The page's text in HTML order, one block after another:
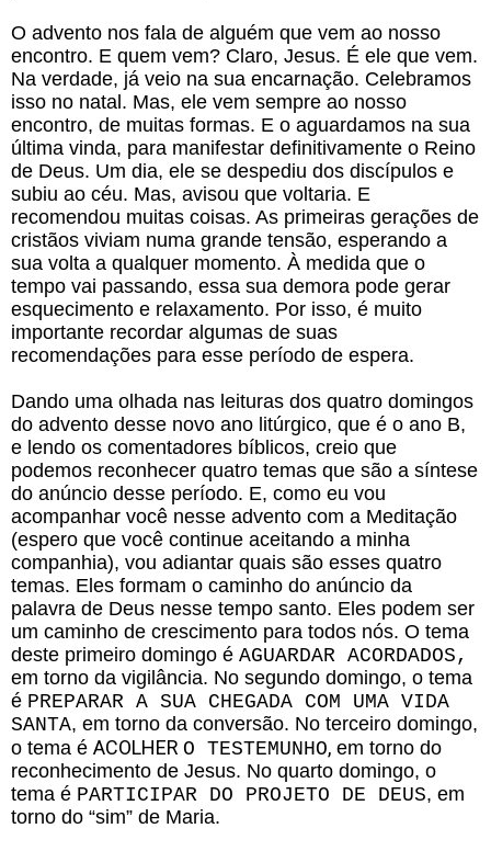
O advento nos fala de alguém que vem ao nosso
encontro. E quem vem? Claro, Jesus. É ele que vem.
Na verdade, já veio na sua encarnação. Celebramos
isso no natal. Mas, ele vem sempre ao nosso
encontro, de muitas formas. E o aguardamos na sua
última vinda, para manifestar definitivamente o Reino
de Deus. Um dia, ele se despediu dos discípulos e
subiu ao céu. Mas, avisou que voltaria. E
recomendou muitas coisas. As primeiras gerações de
cristãos viviam numa grande tensão, esperando a
sua volta a qualquer momento. À medida que o
tempo vai passando, essa sua demora pode gerar
esquecimento e relaxamento. Por isso, é muito
importante recordar algumas de suas
recomendações para esse período de espera.
Dando uma olhada nas leituras dos quatro domingos
do advento desse novo ano litúrgico, que é o ano B,
e lendo os comentadores bíblicos, creio que
podemos reconhecer quatro temas que são a síntese
do anúncio desse período. E, como eu vou
acompanhar você nesse advento com a Meditação
(espero que você continue aceitando a minha
companhia), vou adiantar quais são esses quatro
temas. Eles formam o caminho do anúncio da
palavra de Deus nesse tempo santo. Eles podem ser
um caminho de crescimento para todos nós. O tema
deste primeiro domingo é AGUARDAR ACORDADOS,
em torno da vigilância. No segundo domingo, o tema
é PREPARAR A SUA CHEGADA COM UMA VIDA
SANTA, em torno da conversão. No terceiro domingo,
o tema é ACOLHER O TESTEMUNHO, em torno do
reconhecimento de Jesus. No quarto domingo, o
tema é PARTICIPAR DO PROJETO DE DEUS, em
torno do “sim” de Maria.